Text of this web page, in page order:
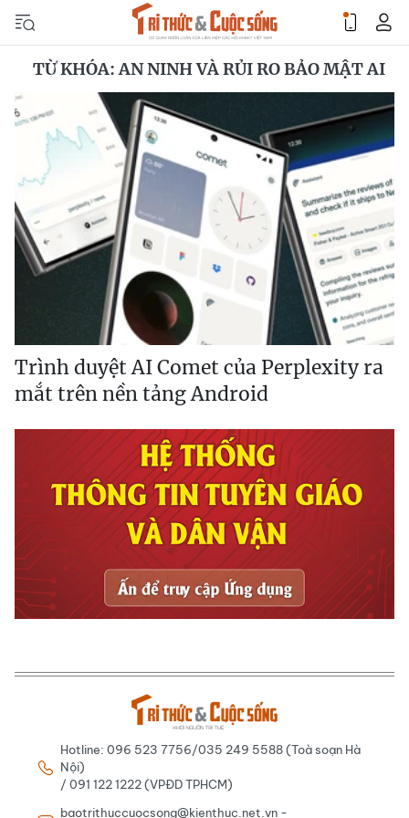
TỪ KHÓA: AN NINH VÀ RỦI RO BẢO MẬT AI
Trình duyệt AI Comet của Perplexity ra
mắt trên nền tảng Android
Hotline: 096 523 7756/035 249 5588 (Toà soạn Hà
Nội)
/ 091 122 1222 (VPĐD TPHCM)
baotrithuccuocsong@kienthuc.net.vn -